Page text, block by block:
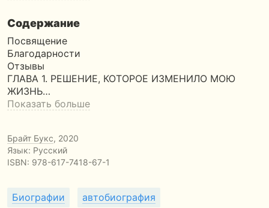
Содержание
Посвящение
Благодарности
Отзывы
ГЛАВА 1. РЕШЕНИЕ, КОТОРОЕ ИЗМЕНИЛО МОЮ
ЖИЗНЬ…
Показать больше
Брайт Букс, 2020
Язык: Русский
ISBN: 978-617-7418-67-1
Биографии автобиография